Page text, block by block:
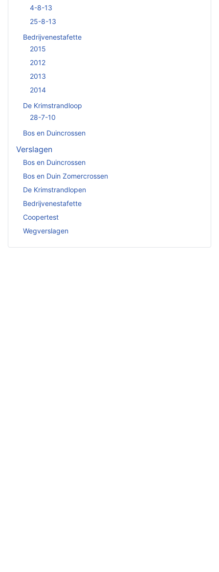
4-8-13
25-8-13
Bedrijvenestafette
2015
2012
2013
2014
De Krimstrandloop
28-7-10
Bos en Duincrossen
Verslagen
Bos en Duincrossen
Bos en Duin Zomercrossen
De Krimstrandlopen
Bedrijvenestafette
Coopertest
Wegverslagen